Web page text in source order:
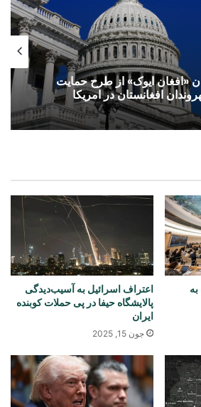
«افغان ایوک» از طرح حمایت
افغانستان در امریکا
اعتراف اسرائیل به آسیب‌دیدگی
پالایشگاه حیفا در پی حملات کوبنده
ایران
جون 15, 2025